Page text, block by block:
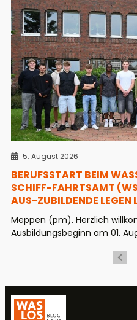
5. August 2026
BERUFSSTART BEIM
CHIFF-FAHRTSAMT
US-ZUBILDENDE LEGEN
Meppen (pm). Herzlich
Ausbildungsbeginn am 01.